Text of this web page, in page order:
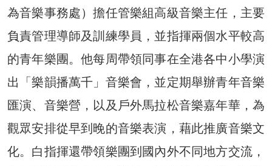
為音樂事務處）擔任管樂組高級音樂主任，主要
負責管理導師及訓練學員，並指揮兩個水平較高
的青年樂團。他每周帶領同事在全港各中小學演
出「樂韻播萬千」音樂會，並定期舉辦青年音樂
匯演、音樂營，以及戶外馬拉松音樂嘉年華，為
觀眾安排從早到晚的音樂表演，藉此推廣音樂文
化。白指揮還帶領樂團到國內外不同地方交流，